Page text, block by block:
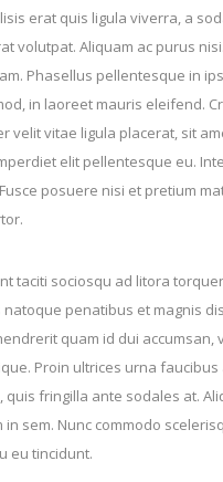
erat quis ligula viverra, a
volutpat. Aliquam ac purus
Phasellus pellentesque in
in laoreet mauris eleifend.
velit vitae ligula placerat, sit
elit pellentesque eu.
posuere nisi et pretium
taciti sociosqu ad litora
natoque penatibus et magnis
quam id dui
Proin ultrices urna
quis fringilla ante sodales at.
in sem. Nunc commodo
eu tincidunt.